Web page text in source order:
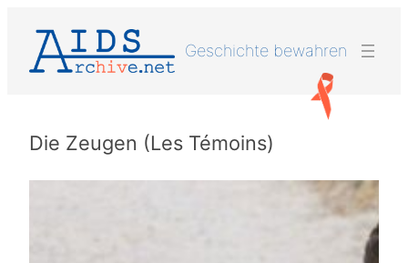
Inhalt
springen
Geschichte bewahren
Die Zeugen (Les Témoins)